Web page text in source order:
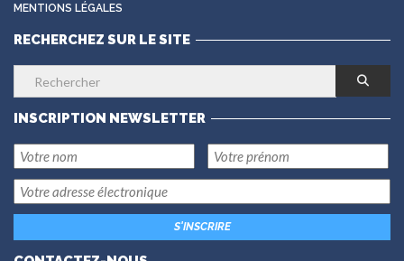
MENTIONS LÉGALES
RECHERCHEZ SUR LE SITE
INSCRIPTION NEWSLETTER